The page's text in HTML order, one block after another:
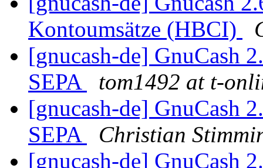
Kontoumsätze (HBCI)
[gnucash-de] GnuCash
SEPA
tom1492 at t-
[gnucash-de] GnuCash
SEPA
Christian
[gnucash-de] GnuCash